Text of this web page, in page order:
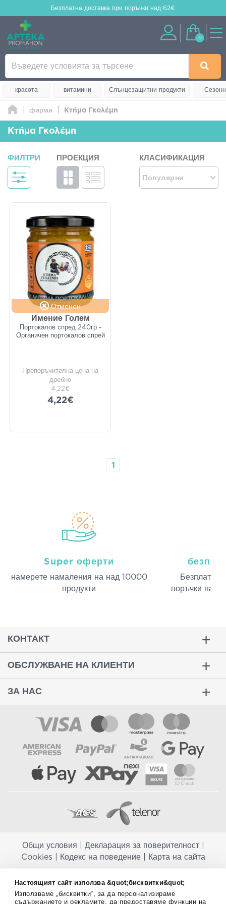
Настоящият сайт използва &quot;бисквитки&quot;
Използваме „бисквитки“, за да персонализираме
съдържанието и рекламите, да предоставяме функции на
Безплатна доставка при поръчки над 62€
0
красота витамини Слънцезащитни продукти
фирми Κτήμα Γκολέμη
Κτήμα Γκολέμη
ФИЛТРИ ПРОЕКЦИЯ КЛАСИФИКАЦИЯ
Популярни
Отменен
Имение Голем
Портокалов спред 240гр -
Органичен портокалов спрей
Препоръчителна цена на
дребно
4,22€
4,22€
1
Super оферти
намерeте намаления на над 10000
продукти
Безплатна
поръчки над
КОНТАКТ
ОБСЛУЖВАНЕ НА КЛИЕНТИ
ЗА НАС
Общи условия Декларация за поверителност|
Cookies
Кодекс на поведение| Карта на сайта
заместват балансираната диета и не са предназначени за
профилактика, лечение или лечение на човешки заболявания.
Консултирайте се с Вашия лекар, ако сте бременна, кърмите,